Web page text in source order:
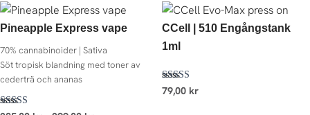
Pineapple Express vape
70% cannabinoider | Sativa
Söt tropisk blandning med toner av
cederträ och ananas
Prisintervall:
285,00 kr
till
299,00 kr
CCell | 510 Engångstank
1ml
Betygsatt
4.00
79,00 kr